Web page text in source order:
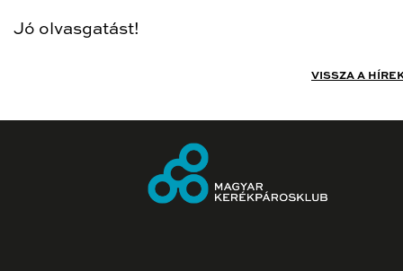
Jó olvasgatást!
VISSZA A